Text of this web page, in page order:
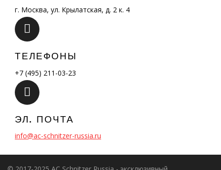
г. Москва, ул. Крылатская, д. 2 к. 4
ТЕЛЕФОНЫ
+7 (495) 211-03-23
ЭЛ. ПОЧТА
info@ac-schnitzer-russia.ru